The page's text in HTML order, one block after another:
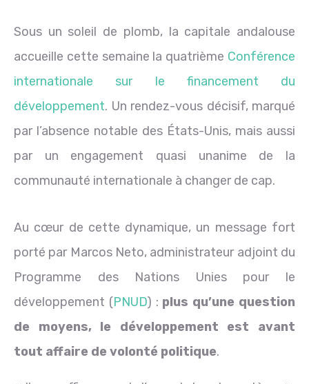
Sous un soleil de plomb, la capitale andalouse
accueille cette semaine la quatrième Conférence
internationale sur le financement du
développement. Un rendez-vous décisif, marqué
par l’absence notable des États-Unis, mais aussi
par un engagement quasi unanime de la
communauté internationale à changer de cap.
Au cœur de cette dynamique, un message fort
porté par Marcos Neto, administrateur adjoint du
Programme des Nations Unies pour le
développement (PNUD) : plus qu’une question
de moyens, le développement est avant
tout affaire de volonté politique.